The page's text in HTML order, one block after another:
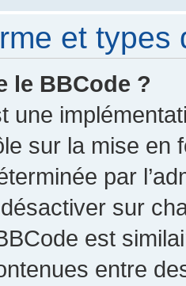
et types
le BBCode ?
une
sur la mise en
par
sur
est
entre